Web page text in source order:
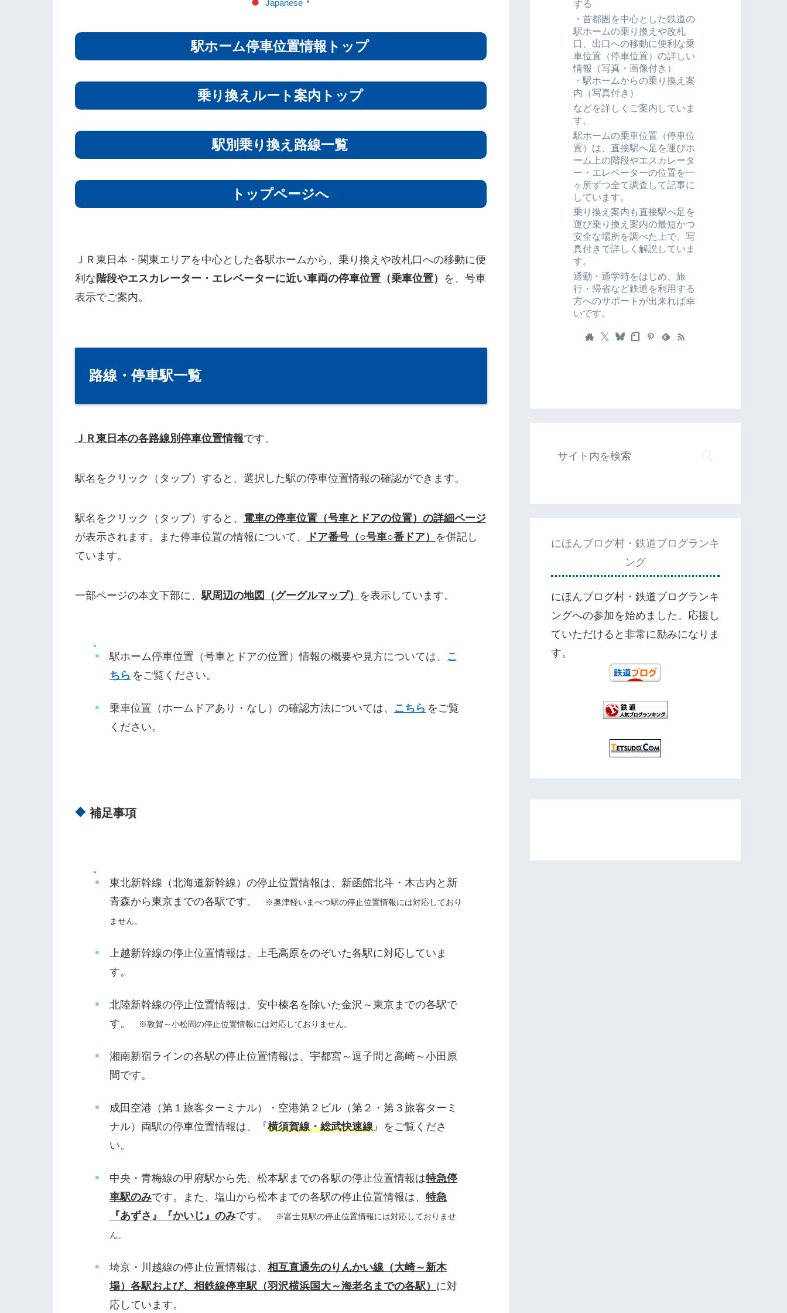
Japanese ▼
駅ホーム停車位置情報トップ
乗り換えルート案内トップ
駅別乗り換え路線一覧
トップページへ
ＪＲ東日本・関東エリアを中心とした各駅ホームから、乗り換えや改札口への移動に便
利な階段やエスカレーター・エレベーターに近い車両の停車位置（乗車位置）
を、号車
表示でご案内。
路線・停車駅一覧
ＪＲ東日本の各路線別停車位置情報です。
駅名をクリック（タップ）すると、選択した駅の停車位置情報の確認ができます。
駅名をクリック（タップ）すると、 電車の停車位置（号車とドアの位置）の詳細ページ
が表示されます。また停車位置の情報について、
ドア番号（○号車○番ドア）
を併記し
ています。
一部ページの本文下部に、駅周辺の地図（グーグルマップ） を表示しています。
駅ホーム停車位置（号車とドアの位置）情報の概要や見方については、 こ
ちら をご覧ください。
乗車位置（ホームドアあり・なし）の確認方法については、 こちら をご覧
ください。
補足事項
東北新幹線（北海道新幹線）の停止位置情報は、新函館北斗・木古内と新
青森から東京までの各駅です。
※奥津軽いまべつ駅の停止位置情報には対応しており
ません。
上越新幹線の停止位置情報は、上毛高原をのぞいた各駅に対応していま
す。
北陸新幹線の停止位置情報は、安中榛名を除いた金沢～東京までの各駅で
す。
※敦賀～小松間の停止位置情報には対応しておりません。
湘南新宿ラインの各駅の停止位置情報は、宇都宮～逗子間と高崎～小田原
間です。
成田空港（第１旅客ターミナル）・空港第２ビル（第２・第３旅客ターミ
ナル）両駅の停車位置情報は、『横須賀線・総武快速線 』をご覧くださ
い。
中央・青梅線の甲府駅から先、松本駅までの各駅の停止位置情報は特急停
車駅のみです。また、塩山から松本までの各駅の停止位置情報は、特急
『あずさ』『かいじ』のみです。
※富士見駅の停止位置情報には対応しておりませ
ん。
埼京・川越線の停止位置情報は、相互直通先のりんかい線（大崎～新木
場）各駅および、相鉄線停車駅（羽沢横浜国大～海老名までの各駅） に対
応しています。
する
・首都圏を中心とした鉄道の
駅ホームの乗り換えや改札
口、出口への移動に便利な乗
車位置（停車位置）の詳しい
情報（写真・画像付き）
・駅ホームからの乗り換え案
内（写真付き）
などを詳しくご案内していま
す。
駅ホームの乗車位置（停車位
置）は、直接駅へ足を運びホ
ーム上の階段やエスカレータ
ー・エレベーターの位置を一
ヶ所ずつ全て調査して記事に
しています。
乗り換え案内も直接駅へ足を
運び乗り換え案内の最短かつ
安全な場所を調べた上で、写
真付きで詳しく解説していま
す。
通勤・通学時をはじめ、旅
行・帰省など鉄道を利用する
方へのサポートが出来れば幸
いです。
にほんブログ村・鉄道ブログランキ
ング
にほんブログ村・鉄道ブログランキ
ングへの参加を始めました。応援し
ていただけると非常に励みになりま
す。